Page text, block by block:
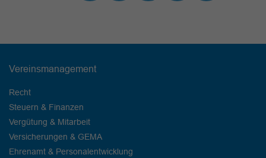
Vereinsmanagement
Recht
Steuern & Finanzen
Vergütung & Mitarbeit
Versicherungen & GEMA
Ehrenamt & Personalentwicklung